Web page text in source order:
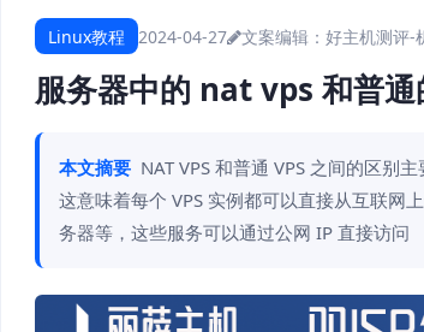
Linux教程 2024-04-27 文案编辑：好主机测评-
服务器中的 nat vps 和普通
本文摘要 NAT VPS 和普通 VPS 之间的区别
这意味着每个 VPS 实例都可以直接从互联网
务器等，这些服务可以通过公网 IP 直接访问